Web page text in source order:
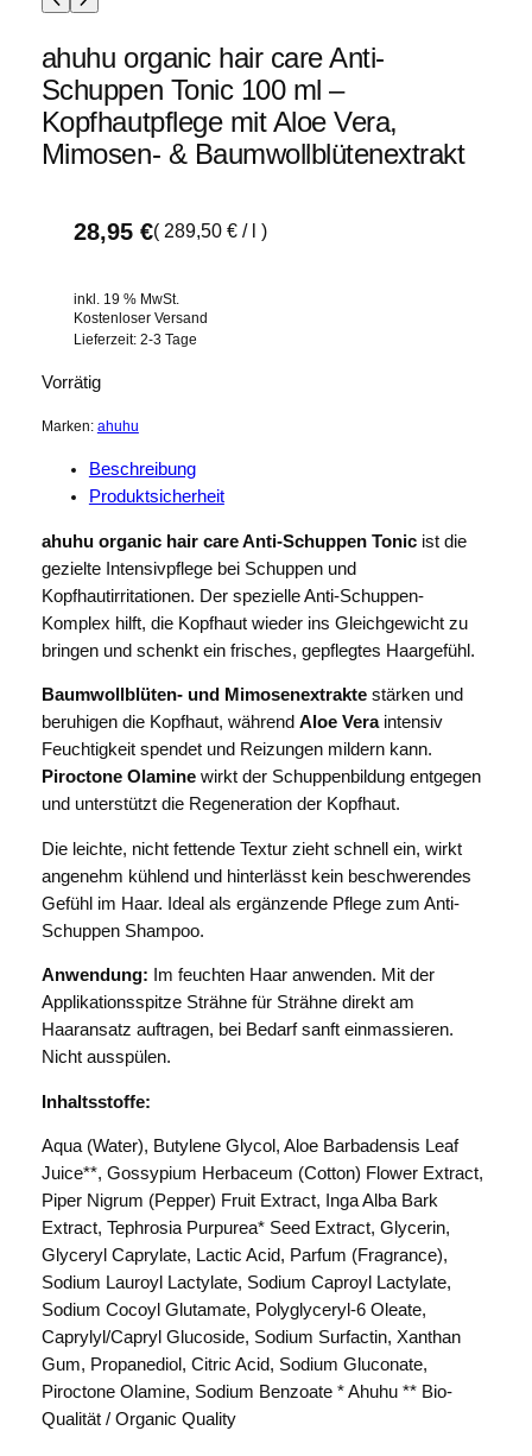
ahuhu organic hair care Anti-
Schuppen Tonic 100 ml –
Kopfhautpflege mit Aloe Vera,
Mimosen- & Baumwollblütenextrakt
28,95 €( 289,50 €/ )
inkl. 19 % MwSt.
Kostenloser Versand
Lieferzeit: 2-3 Tage
Vorrätig
Marken: ahuhu
Beschreibung
Produktsicherheit
ahuhu organic hair care Anti-Schuppen Tonicist die
gezielte Intensivpflege bei Schuppen und
Kopfhautirritationen. Der spezielle Anti-Schuppen-
Komplex hilft, die Kopfhaut wieder ins Gleichgewicht zu
bringen und schenkt ein frisches, gepflegtes Haargefühl.
Baumwollblüten- und Mimosenextraktestärken und
beruhigen die Kopfhaut, während Aloe Veraintensiv
Feuchtigkeit spendet und Reizungen mildern kann.
Piroctone Olaminewirkt der Schuppenbildung entgegen
und unterstützt die Regeneration der Kopfhaut.
Die leichte, nicht fettende Textur zieht schnell ein, wirkt
angenehm kühlend und hinterlässt kein beschwerendes
Gefühl im Haar. Ideal als ergänzende Pflege zum Anti-
Schuppen Shampoo.
Anwendung: Im feuchten Haar anwenden. Mit der
Applikationsspitze Strähne für Strähne direkt am
Haaransatz auftragen, bei Bedarf sanft einmassieren.
Nicht ausspülen.
Inhaltsstoffe:
Aqua (Water), Butylene Glycol, Aloe Barbadensis Leaf
Juice**, Gossypium Herbaceum (Cotton) Flower Extract,
Piper Nigrum (Pepper) Fruit Extract, Inga Alba Bark
Extract, Tephrosia Purpurea* Seed Extract, Glycerin,
Glyceryl Caprylate, Lactic Acid, Parfum (Fragrance),
Sodium Lauroyl Lactylate, Sodium Caproyl Lactylate,
Sodium Cocoyl Glutamate, Polyglyceryl-6 Oleate,
Caprylyl/Capryl Glucoside, Sodium Surfactin, Xanthan
Gum, Propanediol, Citric Acid, Sodium Gluconate,
Piroctone Olamine, Sodium Benzoate * Ahuhu ** Bio-
Qualität / Organic Quality